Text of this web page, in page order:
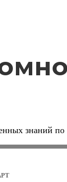
знаний